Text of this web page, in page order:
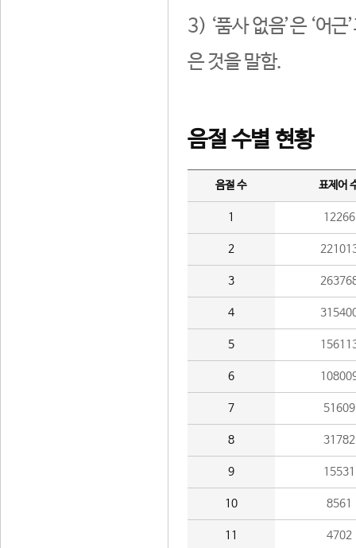
3) ‘품사 없음’은 ‘어
은 것을 말함.
음절 수별 현황
음절 수 표제어
1 12266
2
3
4
5
6
7 51609
8 31782
9 15531
10 8561
11 4702